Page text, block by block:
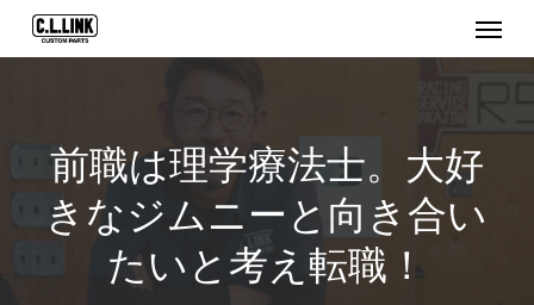
Skip
to
Menu
前職は理学療法士。大好
きなジムニーと向き合い
たいと考え転職！